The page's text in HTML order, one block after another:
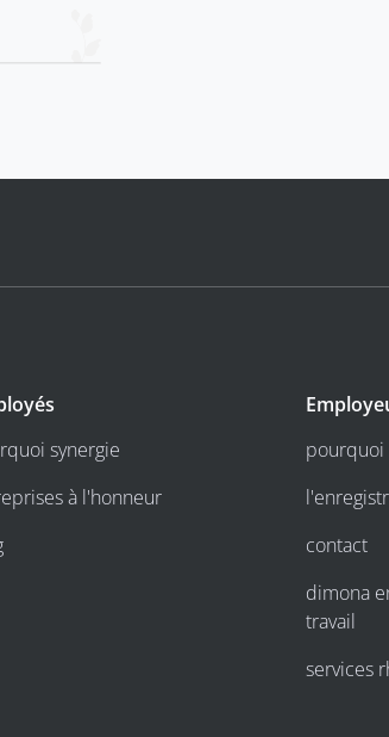
synergie
à l'honneur
pourquoi
contact
dimona
travail
services